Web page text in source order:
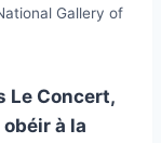
Gallery of
Le Concert,
à la